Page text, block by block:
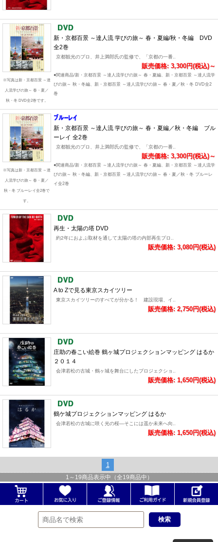
※写真は新・京都百景 ～達
人流学びの旅～ 春・夏／
秋・冬 DVD全2巻です。
新・京都百景 ～達人流 学びの旅～ 春・夏編/秋・冬編 DVD
全2巻
京都観光のプロ、井上満郎氏の監修で、「京都の一番..
販売価格: 3,300円(税込)～
●関連商品/新・京都百景 ～達人流学びの旅～ 春・夏編、新・京都百景 ～達人流学
びの旅～ 秋・冬編、新・京都百景 ～達人流学びの旅～ 春・夏／秋・冬 DVD全2
巻
※写真は新・京都百景 ～達
人流学びの旅～ 春・夏／
秋・冬 ブルーレイ全2巻で
す。
新・京都百景 ～達人流 学びの旅～ 春・夏編／秋・冬編 ブル
ーレイ 全2巻
京都観光のプロ、井上満郎氏の監修で、「京都の一番..
販売価格: 3,300円(税込)～
●関連商品/新・京都百景 ～達人流学びの旅～ 春・夏編、新・京都百景 ～達人流学
びの旅～ 秋・冬編、新・京都百景 ～達人流学びの旅～ 春・夏／秋・冬 ブルーレ
イ全2巻
再生・太陽の塔 DVD
約2年におよぶ取材を通して太陽の塔の内部再生プロ..
販売価格: 3,080円(税込)
A to Zで見る東京スカイツリー
東京スカイツリーのすべてが分かる！ 建設現場、イ..
販売価格: 2,750円(税込)
庄助の春こい絵巻 鶴ヶ城プロジェクションマッピング はるか
２０１４
会津若松の古城・鶴ヶ城を舞台にしたプロジェクショ..
販売価格: 1,650円(税込)
鶴ケ城プロジェクションマッピング はるか
会津若松の古城に咲く光の桜―そこには遥か未来へ向..
販売価格: 1,650円(税込)
1
1 ～ 19商品表示中（全19商品中）